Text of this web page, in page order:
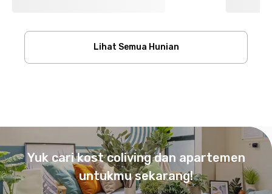
Lihat Semua Hunian
Yuk cari kost coliving dan apartemen
untukmu sekarang!